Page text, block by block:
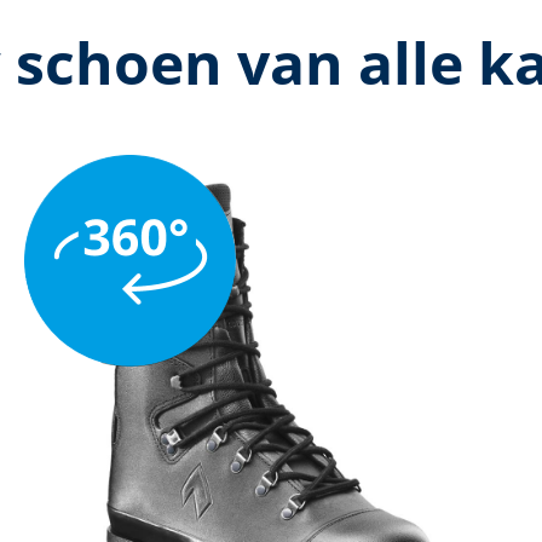
schoen van alle